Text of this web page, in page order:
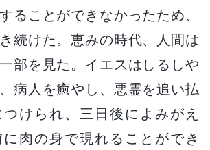
ることができなかったため、
続けた。恵みの時代、人間は
部を見た。イエスはしるしや
病人を癒やし、悪霊を追い払
けられ、三日後によみがえ
肉の身で現れることができ